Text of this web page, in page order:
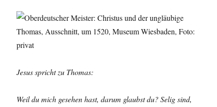
Jesus spricht zu Thomas:
Weil du mich gesehen hast, darum glaubst du? Selig sind,